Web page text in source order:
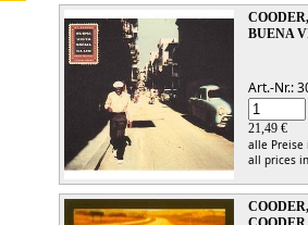
BUENA
Art.-Nr.:
21,49 €
alle
all prices